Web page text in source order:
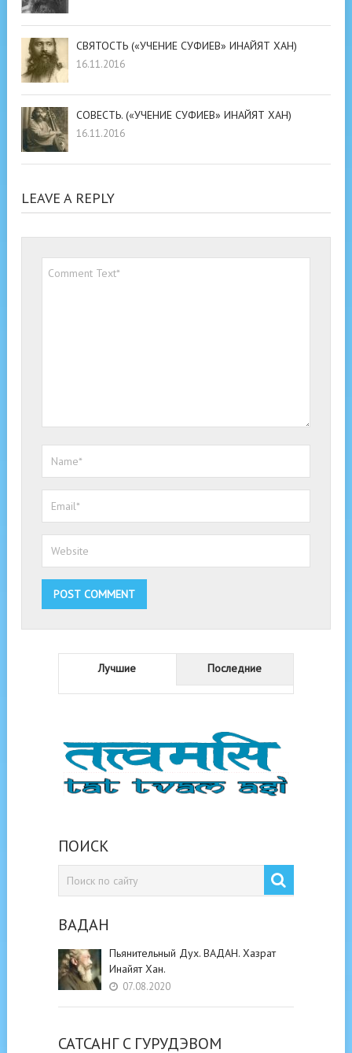
СВЯТОСТЬ («УЧЕНИЕ СУФИЕВ» ИНАЙЯТ ХАН)
16.11.2016
СОВЕСТЬ. («УЧЕНИЕ СУФИЕВ» ИНАЙЯТ ХАН)
16.11.2016
LEAVE A REPLY
Лучшие Последние
ПОИСК
ВАДАН
Пьянительный Дух. ВАДАН. Хазрат
Инайят Хан.
07.08.2020
САТСАНГ C ГУРУДЭВОМ